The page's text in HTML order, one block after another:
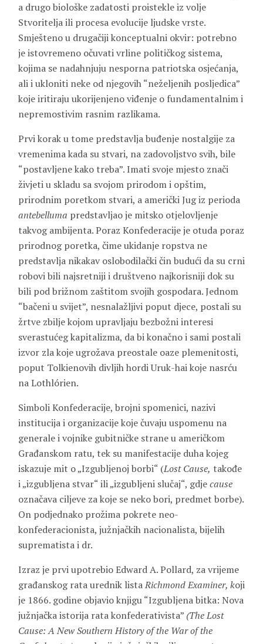
a drugo biološke zadatosti proistekle iz volje
Stvoritelja ili procesa evolucije ljudske vrste.
Smješteno u drugačiji konceptualni okvir: potrebno
je istovremeno očuvati vrline političkog sistema,
kojima se nadahnjuju nesporna patriotska osjećanja,
ali i ukloniti neke od njegovih “neželjenih posljedica”
koje iritiraju ukorijenjeno viđenje o fundamentalnim i
nepremostivim rasnim razlikama.
Prvi korak u tome predstavlja buđenje nostalgije za
vremenima kada su stvari, na zadovoljstvo svih, bile
“postavljene kako treba”. Imati svoje mjesto znači
živjeti u skladu sa svojom prirodom i opštim,
prirodnim poretkom stvari, a američki Jug iz perioda
antebelluma predstavljao je mitsko otjelovljenje
takvog ambijenta. Poraz Konfederacije je otuda poraz
prirodnog poretka, čime ukidanje ropstva ne
predstavlja nikakav oslobodilački čin budući da su crni
robovi bili najsretniji i društveno najkorisniji dok su
bili pod brižnom zaštitom svojih gospodara. Jednom
“bačeni u svijet”, nesnalažljivi poput djece, postali su
žrtve zbilje kojom upravljaju bezbožni interesi
sverastućeg kapitalizma, da bi konačno i sami postali
izvor zla koje ugrožava preostale oaze plemenitosti,
poput Tolkienovih divljih hordi Uruk-hai koje nasrću
na Lothlórien.
Simboli Konfederacije, brojni spomenici, nazivi
institucija i organizacije koje čuvaju uspomenu na
generale i vojnike gubitničke strane u američkom
Građanskom ratu, tek su manifestacije duha kojeg
iskazuje mit o „Izgubljenoj borbi“ (Lost Cause, takođe
i „izgubljena stvar“ ili „izgubljeni slučaj“, gdjecause
označava ciljeve za koje se neko bori, predmet borbe).
On podjednako prožima pokrete neo-
konfederacionista, južnjačkih nacionalista, bijelih
suprematista i dr.
Izraz je prvi upotrebio Edward A. Pollard, za vrijeme
građanskog rata urednik listaRichmond Examiner, koji
je 1866. godine objavio knjigu “Izgubljena bitka: Nova
južnjačka istorija rata konfederativista” (The Lost
Cause: A New Southern History of the War of the